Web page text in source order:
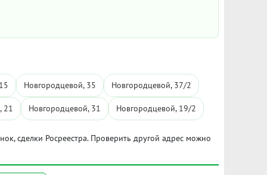
Новгородцевой, 35 Новгородцевой, 37/2
21 Новгородцевой, 31 Новгородцевой, 19/2
сделки Росреестра. Проверить другой адрес можно